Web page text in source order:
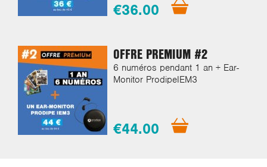
€36.00
OFFRE PREMIUM #2
6 numéros pendant 1 an + Ear-
Monitor ProdipeIEM3
€44.00